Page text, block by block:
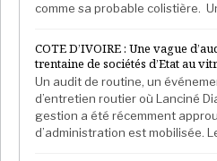
comme sa probable colistière.
COTE D’IVOIRE : Une vague
trentaine de sociétés d’Etat au
Un audit de routine, un
d’entretien routier où Lanciné
gestion a été récemment
d’administration est mobilisée.